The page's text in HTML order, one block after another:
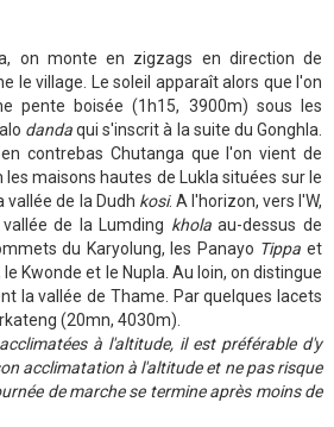
on monte en zigzags en direction de
le village. Le soleil apparaît alors que l'on
pente boisée (1h15, 3900m) sous les
dandaqui s'inscrit à la suite du Gonghla.
contrebas Chutanga que l'on vient de
maisons hautes de Lukla situées sur le
vallée de la Dudh kosi. A l'horizon, vers l'W,
de la Lumding kholaau-dessus de
du Karyolung, les Panayo Tippa et
le Kwonde et le Nupla. Au loin, on distingue
la vallée de Thame. Par quelques lacets
(20mn, 4030m).
à l'altitude, il est préférable d'y
acclimatation à l'altitude et ne pas risque
de marche se termine après moins de